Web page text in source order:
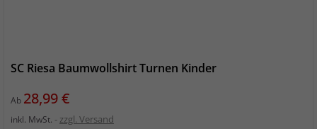
SC Riesa Baumwollshirt Turnen Kinder
Ab Preis
28,99 €
inkl. MwSt. zzgl. Versand